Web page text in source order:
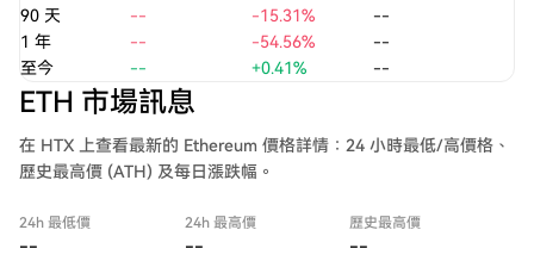
90 天
-- -15.31%
--
1 年
-- -54.56%
--
至今
-- +0.41% --
ETH 市場訊息
在 HTX 上查看最新的 Ethereum 價格詳情：24 小時最低/高價格、
歷史最高價 (ATH) 及每日漲跌幅。
24h 最低價
--
24h 最高價
--
歷史最高價
--